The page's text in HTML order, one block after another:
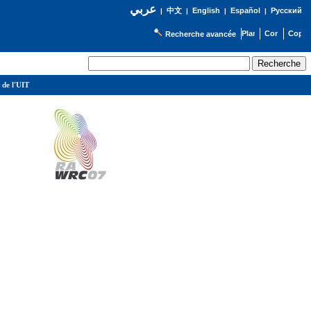
عربي| 中文| English | Español | Русский
Recherche avancée
de l'UIT